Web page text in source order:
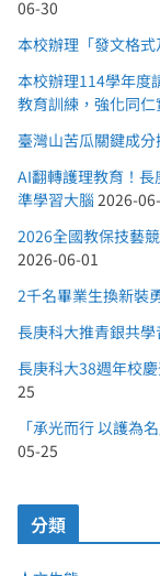
06-30
本校辦理「發文格
本校辦理114學年度
教育訓練，強化同仁
臺灣山苦瓜關鍵成
AI翻轉護理教育！
準學習大腦 2026-
2026全國教保技藝
2026-06-01
2千名畢業生換新裝
長庚科大推青銀共
長庚科大38週年校
25
「承光而行 以護
05-25
分類